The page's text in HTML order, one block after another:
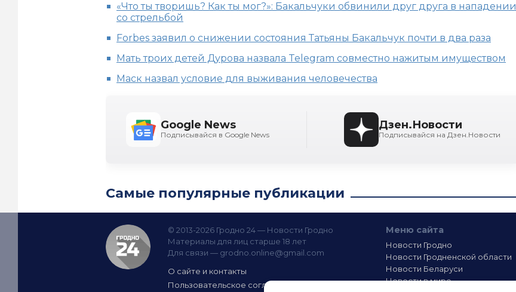
«Что ты творишь? Как ты мог?»: Бакальчуки обвинили друг друга в нападении
со стрельбой
Forbes заявил о снижении состояния Татьяны Бакальчук почти в два раза
Мать троих детей Дурова назвала Telegram совместно нажитым имуществом
Маск назвал условие для выживания человечества
Google News
Подписывайся в Google News
Дзен.Новости
Подписывайся на Дзен.Новости
Самые популярные публикации
© 2013-2026 Гродно 24 — Новости Гродно
Материалы для лиц старше 18 лет
Для связи — grodno.online@gmail.com
О сайте и контакты
Пользовательское соглашение
Меню сайта
Новости Гродно
Новости Гродненской области
Новости Беларуси
Новости в мире